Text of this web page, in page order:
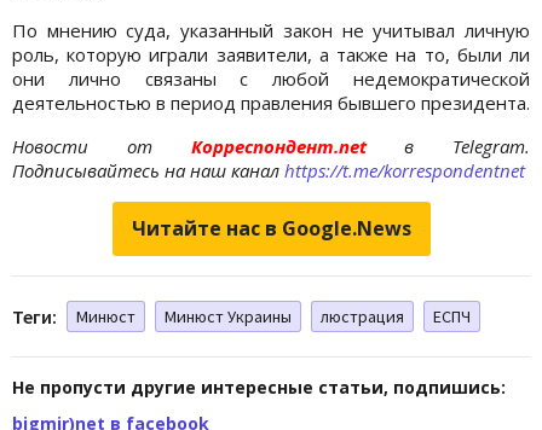
По мнению суда, указанный закон не учитывал личную
роль, которую играли заявители, а также на то, были ли
они лично связаны с любой недемократической
деятельностью в период правления бывшего президента.
Новости отКорреспондент.netв Telegram.
Подписывайтесь на наш канал https://t.me/korrespondentnet
Читайте нас в Google.News
Теги: Минюст Минюст Украины люстрация ЕСПЧ
Не пропусти другие интересные статьи, подпишись:
bigmir)net в facebook